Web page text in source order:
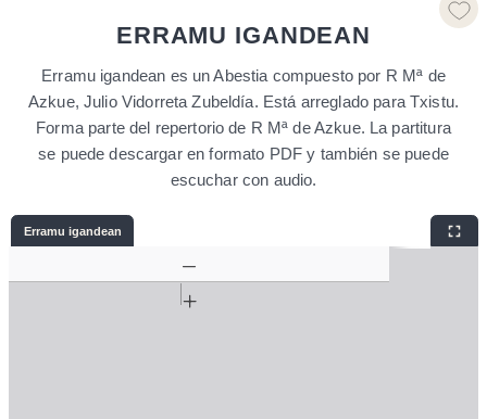
ERRAMU IGANDEAN
Erramu igandean es un Abestia compuesto por R Mª de
Azkue, Julio Vidorreta Zubeldía. Está arreglado para Txistu.
Forma parte del repertorio de R Mª de Azkue. La partitura
se puede descargar en formato PDF y también se puede
escuchar con audio.
Erramu igandean